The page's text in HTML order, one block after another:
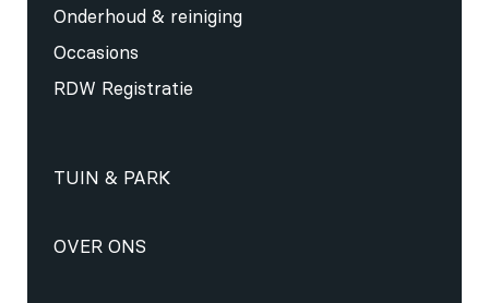
Onderhoud & reiniging
Occasions
RDW Registratie
TUIN & PARK
OVER ONS